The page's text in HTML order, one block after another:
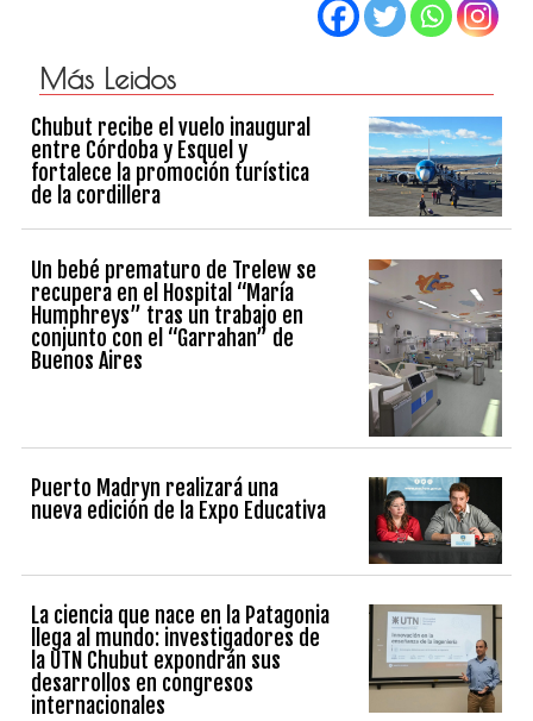
Más Leidos
Chubut recibe el vuelo inaugural
entre Córdoba y Esquel y
fortalece la promoción turística
de la cordillera
Un bebé prematuro de Trelew se
recupera en el Hospital “María
Humphreys” tras un trabajo en
conjunto con el “Garrahan” de
Buenos Aires
Puerto Madryn realizará una
nueva edición de la Expo Educativa
La ciencia que nace en la Patagonia
llega al mundo: investigadores de
la UTN Chubut expondrán sus
desarrollos en congresos
internacionales